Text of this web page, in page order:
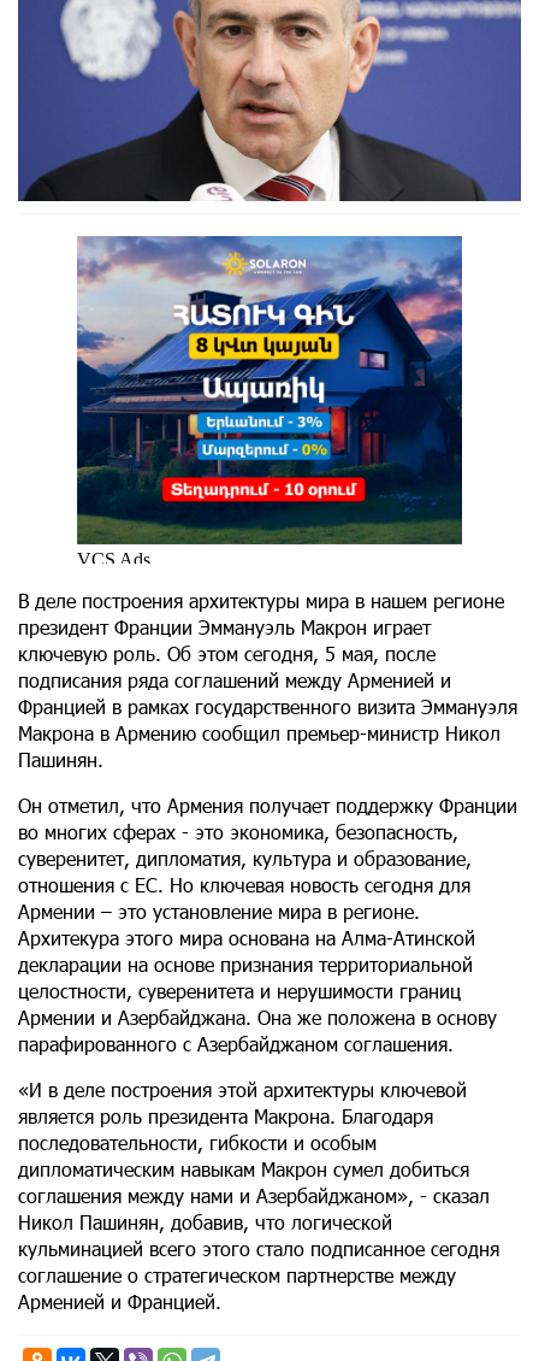
В деле построения архитектуры мира в нашем регионе
президент Франции Эммануэль Макрон играет
ключевую роль. Об этом сегодня, 5 мая, после
подписания ряда соглашений между Арменией и
Францией в рамках государственного визита Эммануэля
Макрона в Армению сообщил премьер-министр Никол
Пашинян.
Он отметил, что Армения получает поддержку Франции
во многих сферах - это экономика, безопасность,
суверенитет, дипломатия, культура и образование,
отношения с ЕС. Но ключевая новость сегодня для
Армении – это установление мира в регионе.
Архитекура этого мира основана на Алма-Атинской
декларации на основе признания территориальной
целостности, суверенитета и нерушимости границ
Армении и Азербайджана. Она же положена в основу
парафированного с Азербайджаном соглашения.
«И в деле построения этой архитектуры ключевой
является роль президента Макрона. Благодаря
последовательности, гибкости и особым
дипломатическим навыкам Макрон сумел добиться
соглашения между нами и Азербайджаном», - сказал
Никол Пашинян, добавив, что логической
кульминацией всего этого стало подписанное сегодня
соглашение о стратегическом партнерстве между
Арменией и Францией.